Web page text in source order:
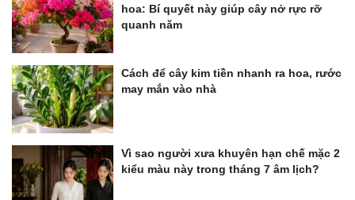
hoa: Bí quyết này giúp cây nở rực rỡ
quanh năm
Cách để cây kim tiền nhanh ra hoa, rước
may mắn vào nhà
Vì sao người xưa khuyên hạn chế mặc 2
kiểu màu này trong tháng 7 âm lịch?